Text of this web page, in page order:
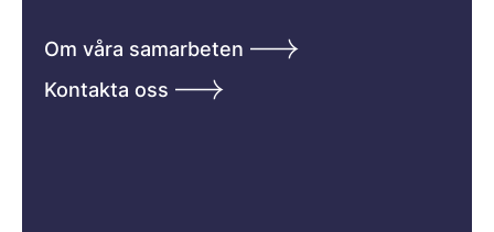
Om våra samarbeten
Kontakta oss